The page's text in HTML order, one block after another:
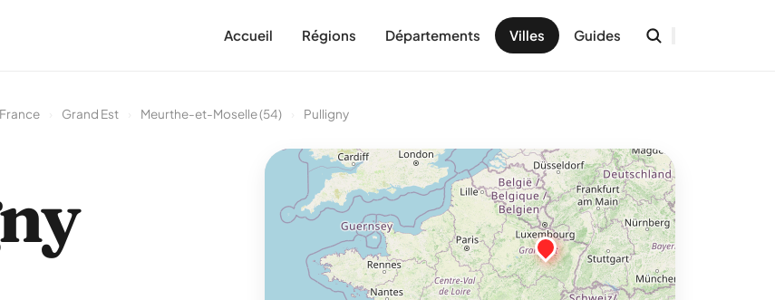
Accueil Régions Départements Villes Guides
Grand Est Meurthe-et-Moselle (54) Pulligny